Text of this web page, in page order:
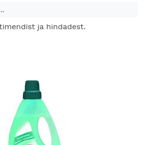
toodete hinnad kehtivad ainult e-
erineda Keila ja Tartu poodide
ja hindadest.